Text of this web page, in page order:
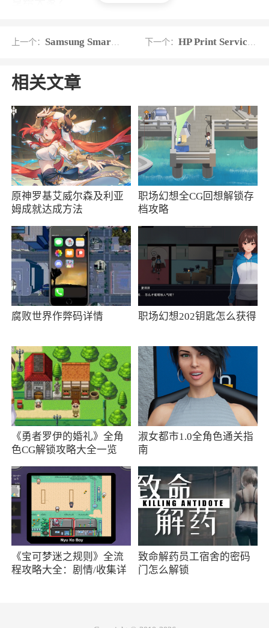
圆形图标），即可查看实时路况信息，【拥堵排
行，【路况提醒】可根据实时路况进行播报提
醒。
5.在哪儿可以看到实时路况？
答：点击地图主界面右侧的路况图标，交通
灯图案变成彩色，可查看实时路况；其中，红色
道路为拥堵，黄色是缓行，绿色是畅通。
6.哪里能看到路况事件？
答：点击地图中的路况事件标识，可以查看
路况详情。
7.如何取消在地图上显示的收藏地点？
答：点击地图主界面右侧第一个图标，取消
的地点。
8.如何根据需求设置路线规划条件？
答：点击【路线】，上方依次可见驾车、公
交、步行三个偏好图标，点选驾车，输入起始地
点及目的地后点击【搜索】，在搜索结果右上角
点击【偏好】，根据需要可进行躲避拥堵、不走
高速、避免收费及尾号限行等设置。
9.行车路线中可以添加途经点吗？
答：点击【我的位置】和【输入终点】中间
带有“+”标识的图标，可添加途经点，目前仅能添
加一个途经点。
上一个： Samsung Smart Switch 下一个：HP Print Service Plugin
相关文章
原神罗基艾威尔森及利亚
姆成就达成方法
职场幻想全CG回想解锁存
档攻略
腐败世界作弊码详情 职场幻想202钥匙怎么获得
《勇者罗伊的婚礼》全角
色CG解锁攻略大全一览
淑女都市1.0全角色通关指
南
《宝可梦迷之规则》全流
程攻略大全：剧情/收集详
致命解药员工宿舍的密码
门怎么解锁